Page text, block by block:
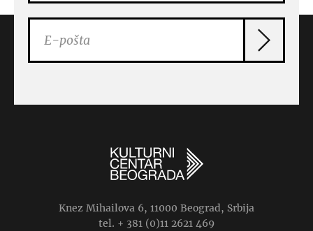
Knez Mihailova 6, 11000 Beograd, Srbija
tel. + 381 (0)11 2621 469